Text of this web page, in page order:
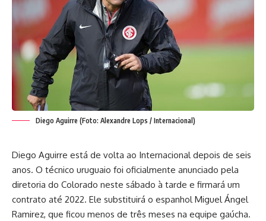
Diego Aguirre (Foto: Alexandre Lops / Internacional)
Diego Aguirre está de volta ao Internacional depois de seis
anos. O técnico uruguaio foi oficialmente anunciado pela
diretoria do Colorado neste sábado à tarde e firmará um
contrato até 2022. Ele substituirá o espanhol Miguel Ángel
Ramirez, que ficou menos de três meses na equipe gaúcha.